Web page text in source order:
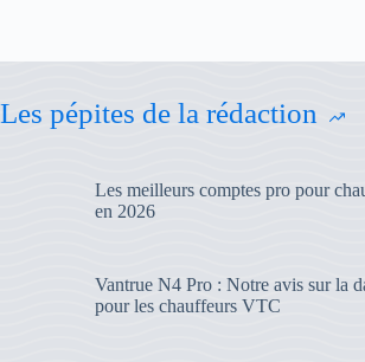
Les pépites de la rédaction
Les meilleurs comptes pro pour
en 2026
Vantrue N4 Pro : Notre avis sur la
pour les chauffeurs VTC